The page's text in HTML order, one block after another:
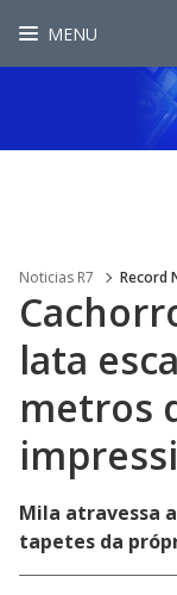
MENU
Noticias R7 Record
lata
metros
Mila atravessa
tapetes da